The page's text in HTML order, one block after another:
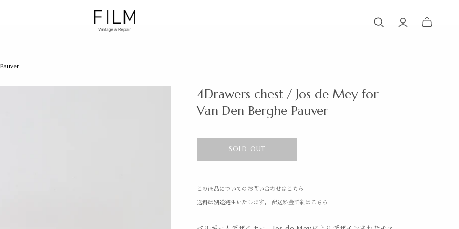
4Drawers chest / Jos de Mey for
Van Den Berghe Pauver
SOLD OUT
この商品についてのお問い合わせはこちら
送料は別途発生いたします。 配送料金詳細はこちら